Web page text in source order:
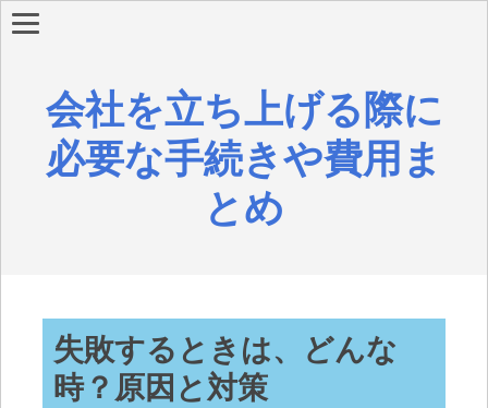
会社を立ち上げる際に
必要な手続きや費用ま
とめ
失敗するときは、どんな
時？原因と対策